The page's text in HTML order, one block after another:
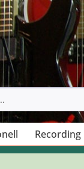
Recording